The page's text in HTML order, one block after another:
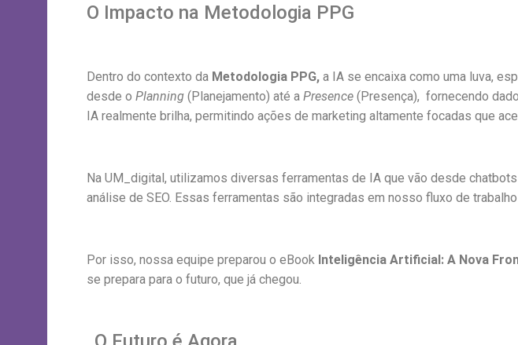
O Impacto na Metodologia PPG
Dentro do contexto da Metodologia PPG, a IA se encaixa como uma luva,
desde o Planning (Planejamento) até a Presence (Presença), fornecendo
IA realmente brilha, permitindo ações de marketing altamente focadas que
Na UM_digital, utilizamos diversas ferramentas de IA que vão desde
análise de SEO. Essas ferramentas são integradas em nosso fluxo de
Por isso, nossa equipe preparou o eBook Inteligência Artificial: A Nova
se prepara para o futuro, que já chegou.